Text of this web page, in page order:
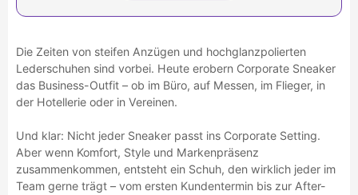
Die Zeiten von steifen Anzügen und hochglanzpolierten
Lederschuhen sind vorbei. Heute erobern Corporate Sneaker
das Business-Outfit – ob im Büro, auf Messen, im Flieger, in
der Hotellerie oder in Vereinen.
Und klar: Nicht jeder Sneaker passt ins Corporate Setting.
Aber wenn Komfort, Style und Markenpräsenz
zusammenkommen, entsteht ein Schuh, den wirklich jeder im
Team gerne trägt – vom ersten Kundentermin bis zur After-